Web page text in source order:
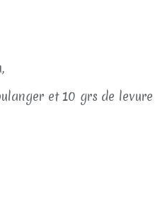
et 10 grs de levure